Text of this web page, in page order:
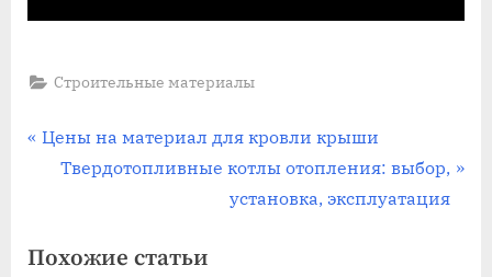
Строительные материалы
Навигация
П
ы
Цены на материал для кровли крыши
С
д
Твердотопливные котлы отопления: выбор,
установка, эксплуатация
Похожие статьи